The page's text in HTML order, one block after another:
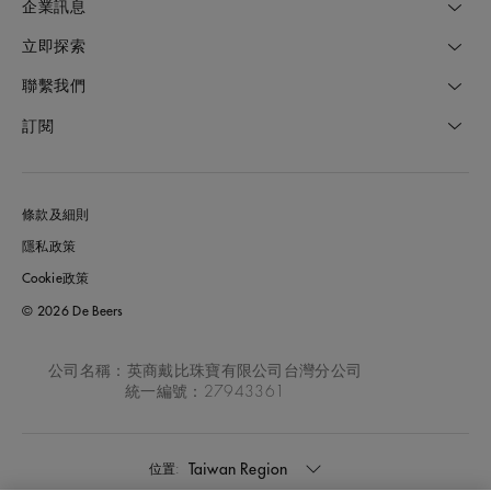
企業訊息
立即探索
聯繫我們
訂閱
條款及細則
隱私政策
Cookie政策
© 2026 De Beers
公司名稱：英商戴比珠寶有限公司台灣分公司
統一編號：27943361
位置: Taiwan Region